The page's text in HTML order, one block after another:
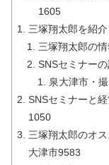
1605
三塚翔太郎を紹
三塚翔太郎の
SNSセミナー
泉大津市・
SNSセミナーと
1050
三塚翔太郎のオ
大津市9583